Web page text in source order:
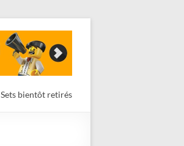
Sets bientôt retirés